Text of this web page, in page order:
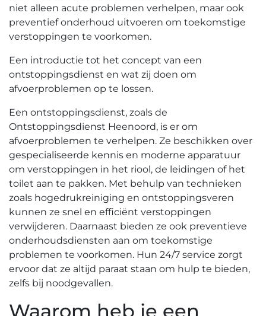
niet alleen acute problemen verhelpen, maar ook
preventief onderhoud uitvoeren om toekomstige
verstoppingen te voorkomen.​
Een introductie tot het concept van een
ontstoppingsdienst en wat zij doen om
afvoerproblemen op te lossen.​
Een ontstoppingsdienst, zoals de
Ontstoppingsdienst Heenoord, is er om
afvoerproblemen te verhelpen.​ Ze beschikken over
gespecialiseerde kennis en moderne apparatuur
om verstoppingen in het riool, de leidingen of het
toilet aan te pakken.​ Met behulp van technieken
zoals hogedrukreiniging en ontstoppingsveren
kunnen ze snel en efficiënt verstoppingen
verwijderen.​ Daarnaast bieden ze ook preventieve
onderhoudsdiensten aan om toekomstige
problemen te voorkomen.​ Hun 24/7 service zorgt
ervoor dat ze altijd paraat staan om hulp te bieden,
zelfs bij noodgevallen.​
Waarom heb je een